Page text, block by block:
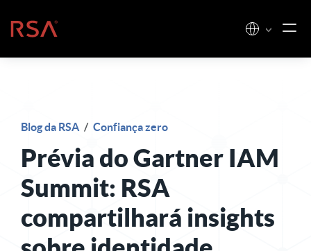
Início
Blog da RSA / Confiança zero
Prévia do Gartner IAM
Summit: RSA
compartilhará insights